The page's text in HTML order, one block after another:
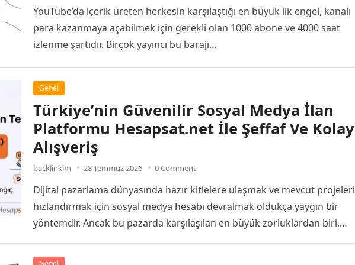
YouTube’da içerik üreten herkesin karşılaştığı en büyük ilk engel, kanalı
para kazanmaya açabilmek için gerekli olan 1000 abone ve 4000 saat
izlenme şartıdır. Birçok yayıncı bu barajı…
Genel
Türkiye’nin Güvenilir Sosyal Medya İlan
Platformu Hesapsat.net İle Şeffaf Ve Kolay
Alışveriş
backlinkim 28 Temmuz 2026 0 Comment
Dijital pazarlama dünyasında hazır kitlelere ulaşmak ve mevcut projeleri
hızlandırmak için sosyal medya hesabı devralmak oldukça yaygın bir
yöntemdir. Ancak bu pazarda karşılaşılan en büyük zorluklardan biri,…